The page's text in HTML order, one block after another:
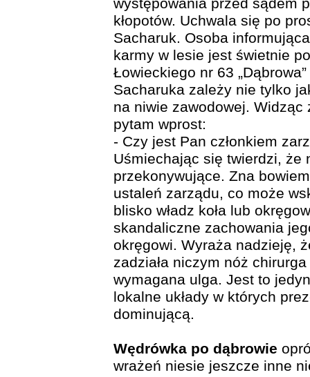
występowania przed sądem
kłopotów. Uchwala się po
Sacharuk. Osoba
karmy w lesie jest świetnie
Łowieckiego nr 63
Sacharuka zależy nie tylko
na niwie zawodowej. Widząc
pytam wprost:
- Czy jest Pan członkiem
Uśmiechając się twierdzi, że
przekonywujące. Zna
ustaleń zarządu, co może
blisko władz koła lub
skandaliczne zachowania
okręgowi. Wyraża nadzieję,
zadziała niczym nóż
wymagana ulga. Jest to
lokalne układy w których
dominującą.
Wędrówka po dąbrowie
wrażeń niesie jeszcze inne